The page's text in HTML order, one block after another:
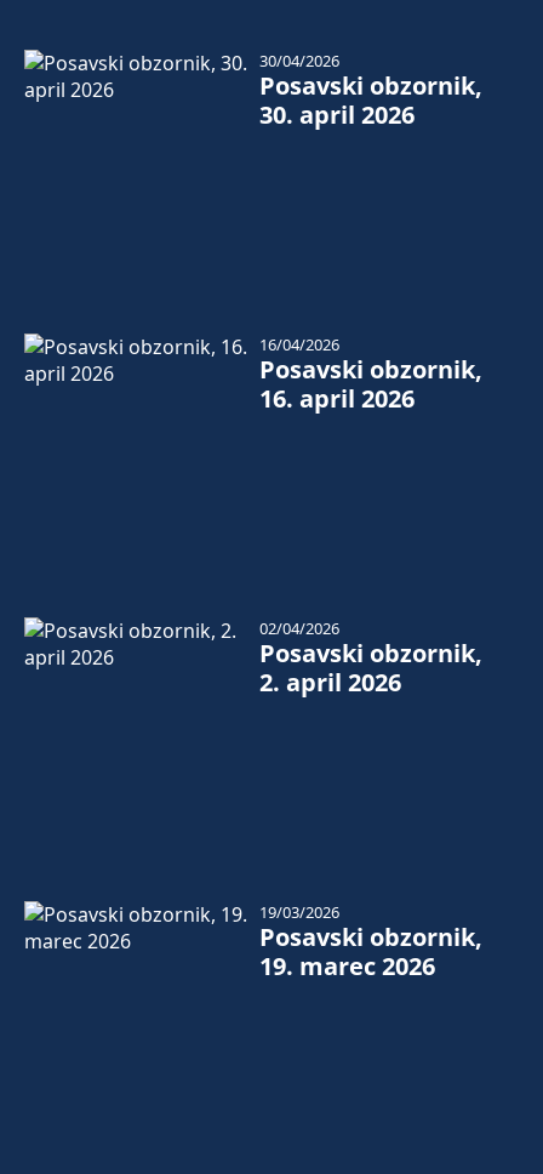
Posavski obzornik,
30. april 2026
30/04/2026
Posavski obzornik,
16. april 2026
16/04/2026
Posavski obzornik,
2. april 2026
02/04/2026
Posavski obzornik,
19. marec 2026
19/03/2026